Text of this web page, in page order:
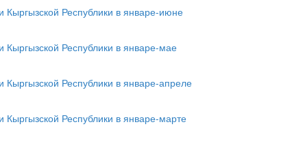
Республики в январе-июне
Республики в январе-мае
Республики в январе-апреле
Республики в январе-марте